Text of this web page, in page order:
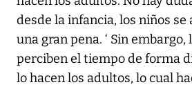
desde la infancia, los niños
una gran pena. ‘ Sin embargo,
perciben el tiempo de forma
lo hacen los adultos, lo cual